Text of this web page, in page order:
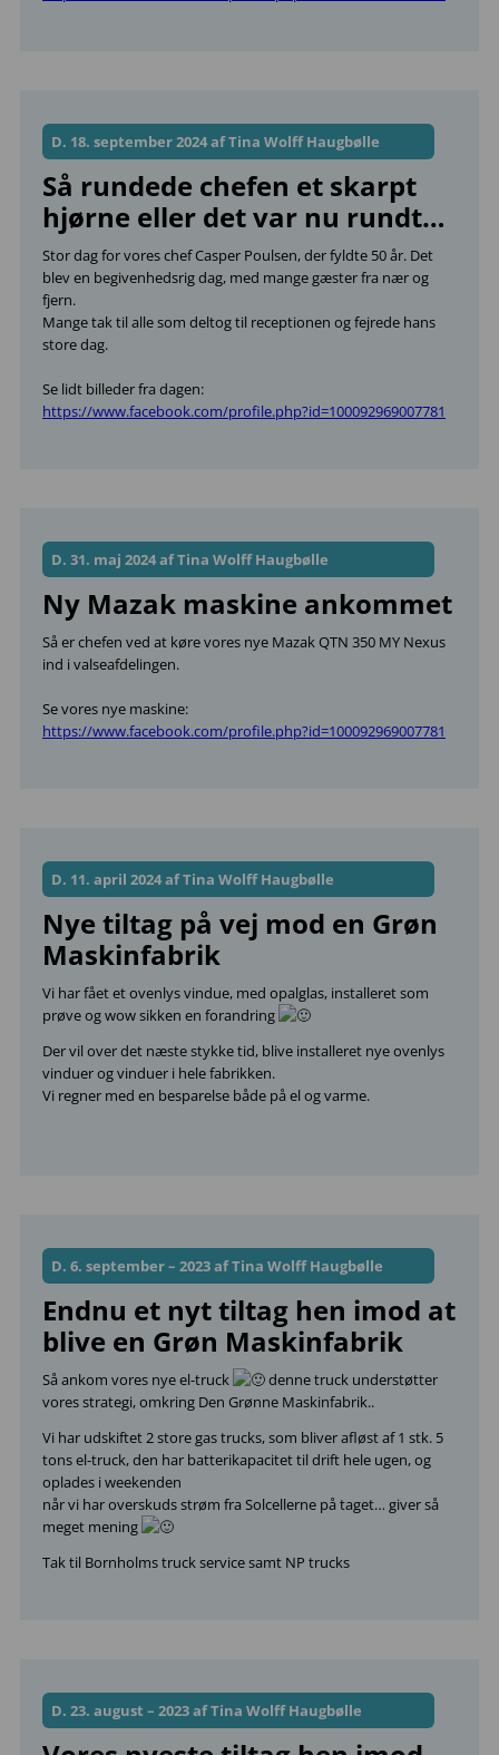
D. 18. september 2024 af Tina Wolff Haugbølle
Så rundede chefen et skarpt
hjørne eller det var nu rundt…
Stor dag for vores chef Casper Poulsen, der fyldte 50 år. Det
blev en begivenhedsrig dag, med mange gæster fra nær og
fjern.
Mange tak til alle som deltog til receptionen og fejrede hans
store dag.
Se lidt billeder fra dagen:
https://www.facebook.com/profile.php?id=100092969007781
D. 31. maj 2024 af Tina Wolff Haugbølle
Ny Mazak maskine ankommet
Så er chefen ved at køre vores nye Mazak QTN 350 MY Nexus
ind i valseafdelingen.
Se vores nye maskine:
https://www.facebook.com/profile.php?id=100092969007781
D. 11. april 2024 af Tina Wolff Haugbølle
Nye tiltag på vej mod en Grøn
Maskinfabrik
Vi har fået et ovenlys vindue, med opalglas, installeret som
prøve og wow sikken en forandring
Der vil over det næste stykke tid, blive installeret nye ovenlys
vinduer og vinduer i hele fabrikken.
Vi regner med en besparelse både på el og varme.
D. 6. september – 2023 af Tina Wolff Haugbølle
Endnu et nyt tiltag hen imod at
blive en Grøn Maskinfabrik
Så ankom vores nye el-truck
denne truck understøtter
vores strategi, omkring Den Grønne Maskinfabrik..
Vi har udskiftet 2 store gas trucks, som bliver afløst af 1 stk. 5
tons el-truck, den har batterikapacitet til drift hele ugen, og
oplades i weekenden
når vi har overskuds strøm fra Solcellerne på taget… giver så
meget mening
Tak til Bornholms truck service samt NP trucks
D. 23. august – 2023 af Tina Wolff Haugbølle